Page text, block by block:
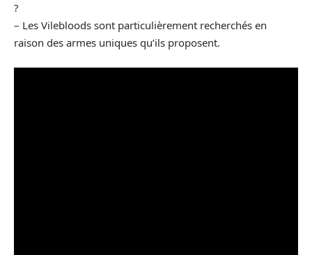
?
– Les Vilebloods sont particulièrement recherchés en
raison des armes uniques qu’ils proposent.